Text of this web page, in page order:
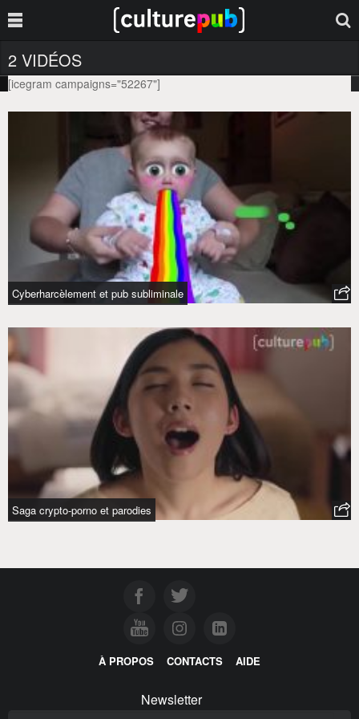
2 VIDÉOS
Tag :FOX SPORTS
[icegram campaigns="52267"]
Cyberharcèlement et pub subliminale
Saga crypto-porno et parodies
À PROPOS CONTACTS AIDE
Newsletter